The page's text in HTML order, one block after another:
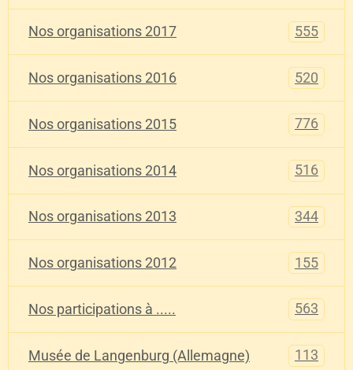
Nos organisations 2017 555
Nos organisations 2016 520
Nos organisations 2015 776
Nos organisations 2014 516
Nos organisations 2013 344
Nos organisations 2012 155
Nos participations à ..... 563
Musée de Langenburg (Allemagne) 113